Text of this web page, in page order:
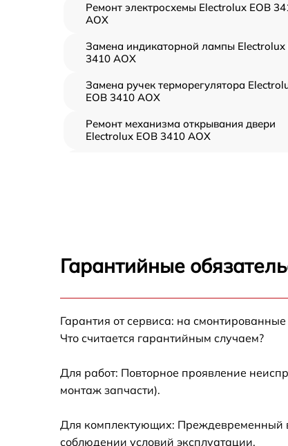
Ремонт электросхемы Electrolux EOB
AOX
Замена индикаторной лампы Electrolux
3410 AOX
Замена ручек терморегулятора
EOB 3410 AOX
Ремонт механизма открывания двери
Electrolux EOB 3410 AOX
Замена термодатчика Electrolux EOB
3410 AOX
Гарантийные
Гарантия от сервиса: на
Что считается гарантийным случаем?
Для работ: Повторное проявление
монтаж запчасти).
Для комплектующих: Преждевременный
соблюдении условий эксплуатации.